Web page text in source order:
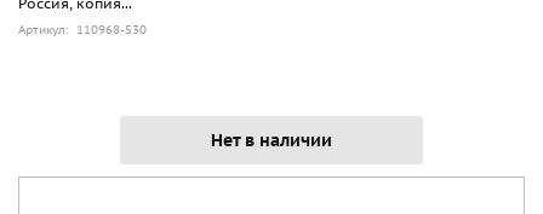
Артикул: 110968-530
Нет в наличии